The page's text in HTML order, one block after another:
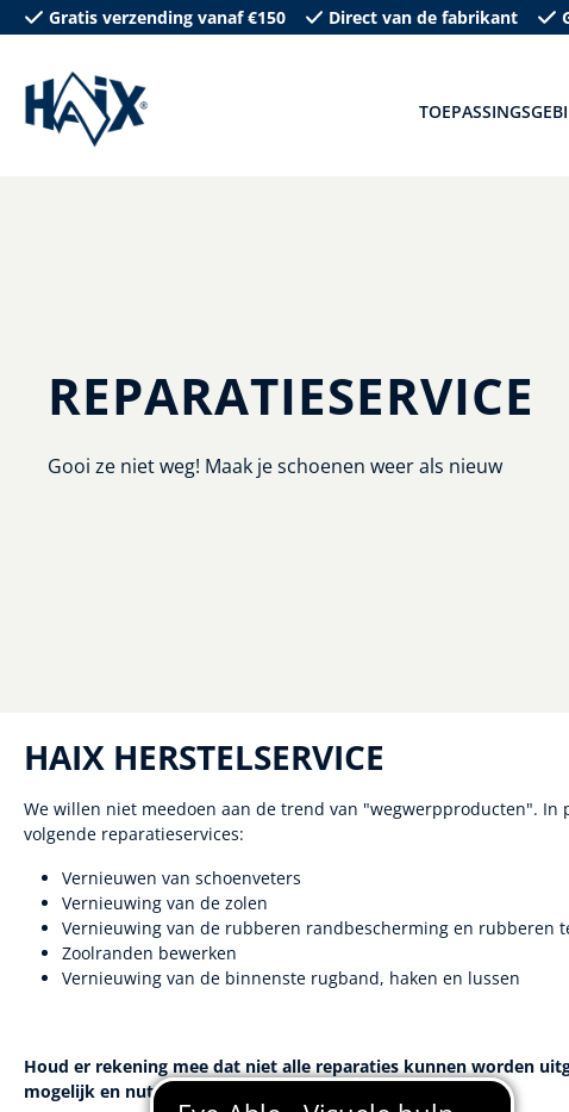
Ga naar de hoofdnavigatie
Gratis verzending vanaf €150 Direct van de fabrikant
REPARATIESERVICE
Gooi ze niet weg! Maak je schoenen weer als nieuw
HAIX HERSTELSERVICE
We willen niet meedoen aan de trend van "wegwerpproducten".
volgende reparatieservices:
Vernieuwen van schoenveters
Vernieuwing van de zolen
Vernieuwing van de rubberen randbescherming en rubberen
Zoolranden bewerken
Vernieuwing van de binnenste rugband, haken en lussen
Houd er rekening mee dat niet alle reparaties kunnen worden
mogelijk en nuttig is.